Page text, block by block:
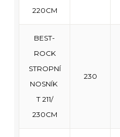
220CM
BEST-
ROCK
STROPNÍ
NOSNÍK
T 211/
230CM
230